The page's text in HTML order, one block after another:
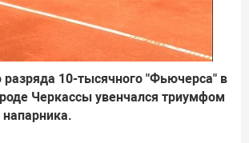
разряда 10-тысячного "Фьючерса" в
Черкассы увенчался триумфом
напарника.